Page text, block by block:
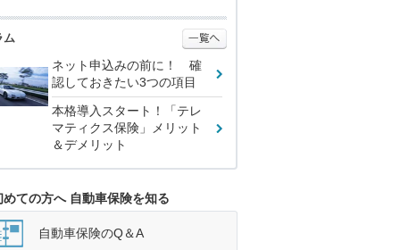
ム
ネット申込みの前に！ 確
認しておきたい3つの項目
本格導入スタート！「テレ
マティクス保険」メリット
＆デメリット
めての方へ 自動車保険を知る
自動車保険のQ＆A